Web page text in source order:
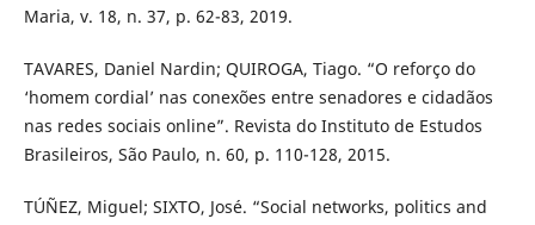
Maria, v. 18, n. 37, p. 62-83, 2019.
TAVARES, Daniel Nardin; QUIROGA, Tiago. “O reforço do
‘homem cordial’ nas conexões entre senadores e cidadãos
nas redes sociais online”. Revista do Instituto de Estudos
Brasileiros, São Paulo, n. 60, p. 110-128, 2015.
TÚÑEZ, Miguel; SIXTO, José. “Social networks, politics and